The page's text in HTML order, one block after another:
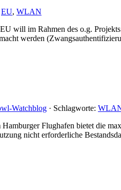
EU, WLAN
will im Rahmen des o.g.
werden
Watchblog · Schlagworte:
Flughafen bietet die
nicht erforderliche